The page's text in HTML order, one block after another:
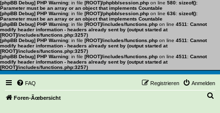
[phpBB Debug] PHP Warning: in file [ROOT]/phpbb/session.php on line 580: sizeof():
Parameter must be an array or an object that implements Countable
[phpBB Debug] PHP Warning: in file [ROOT]/phpbb/session.php on line 636: sizeof():
Parameter must be an array or an object that implements Countable
[phpBB Debug] PHP Warning: in file [ROOT]/includes/functions.php on line 4511 : Cannot
modify header information - headers already sent by (output started at
[ROOT]/includes/functions.php:3257)
[phpBB Debug] PHP Warning: in file [ROOT]/includes/functions.php on line 4511 : Cannot
modify header information - headers already sent by (output started at
[ROOT]/includes/functions.php:3257)
[phpBB Debug] PHP Warning: in file [ROOT]/includes/functions.php on line 4511 : Cannot
modify header information - headers already sent by (output started at
[ROOT]/includes/functions.php:3257)
FAQ Anmelden
Registrieren
Foren-Ãœbersicht